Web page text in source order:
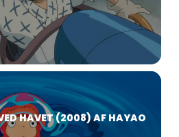
HAVET (2008) AF HAYAO